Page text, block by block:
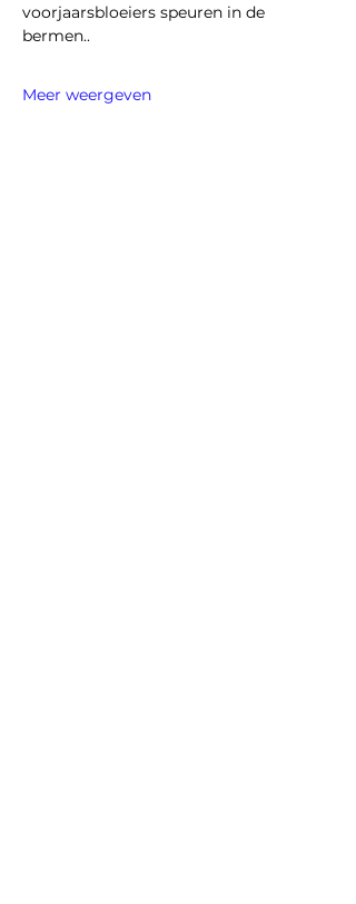
voorjaarsbloeiers speuren in de
bermen..
Meer weergeven